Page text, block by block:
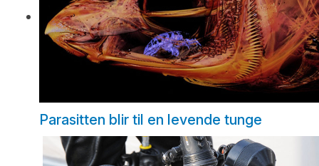
Parasitten blir til en levende tunge